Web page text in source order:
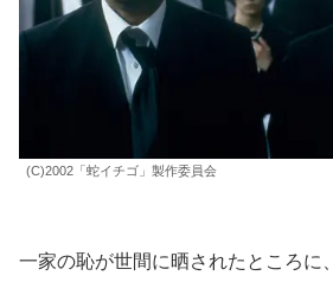
(C)2002「蛇イチゴ」製作委員会
一家の恥が世間に晒されたところに、